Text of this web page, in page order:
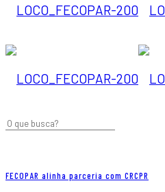
FECOPAR alinha parceria com CRCPR